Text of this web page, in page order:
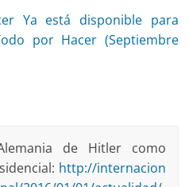
Ya está disponible para
por Hacer (Septiembre
de Hitler como
http://internacion